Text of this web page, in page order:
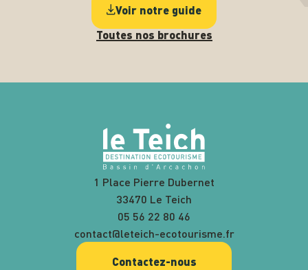
Voir notre guide
Toutes nos brochures
1 Place Pierre Dubernet
33470 Le Teich
05 56 22 80 46
contact@leteich-ecotourisme.fr
Contactez-nous